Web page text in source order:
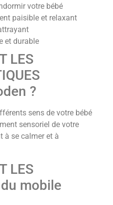
votre bébé
paisible et relaxant
et durable
LES
?
sens de votre bébé
sensoriel de votre
à se calmer et à
LES
du mobile